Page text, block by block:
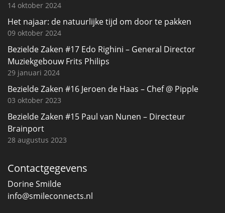
14 oktober 2024
Het najaar: de natuurlijke tijd om door te pakken
09 oktober 2024
Bezielde Zaken #17 Edo Righini – General Director
Muziekgebouw Frits Philips
29 januari 2024
Bezielde Zaken #16 Jeroen de Haas – Chef @ Pipple
03 oktober 2023
Bezielde Zaken #15 Paul van Nunen – Directeur
Brainport
28 augustus 2023
Contactgegevens
Dorine Smilde
info@smileconnects.nl